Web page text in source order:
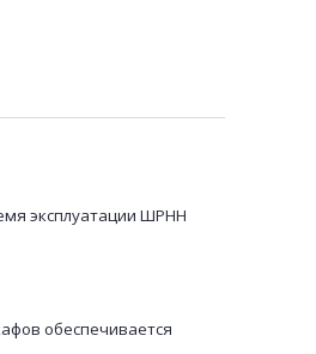
эксплуатации ШРНН
обеспечивается